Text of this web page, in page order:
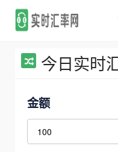
今日实时
金额